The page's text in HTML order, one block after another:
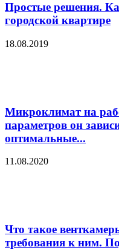
Простые решения.
городской квартире
18.08.2019
Микроклимат на
параметров он
оптимальные...
11.08.2020
Что такое
требования к ним.